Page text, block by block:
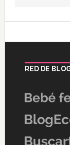
RED DE